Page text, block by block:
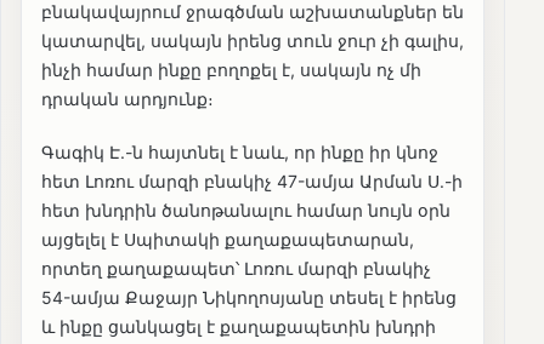
բնակավայրում ջրագծման աշխատանքներ են
կատարվել, սակայն իրենց տուն ջուր չի գալիս,
ինչի համար ինքը բողոքել է, սակայն ոչ մի
դրական արդյունք։
Գագիկ Է.-ն հայտնել է նաև, որ ինքը իր կնոջ
հետ Լոռու մարզի բնակիչ 47-ամյա Արման Ս.-ի
հետ խնդրին ծանոթանալու համար նույն օրն
այցելել է Սպիտակի քաղաքապետարան,
որտեղ քաղաքապետ՝ Լոռու մարզի բնակիչ
54-ամյա Քաջայր Նիկողոսյանը տեսել է իրենց
և ինքը ցանկացել է քաղաքապետին խնդրի